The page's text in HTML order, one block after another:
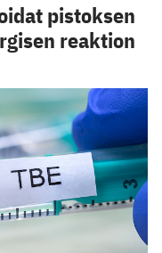
pistoksen
reaktion